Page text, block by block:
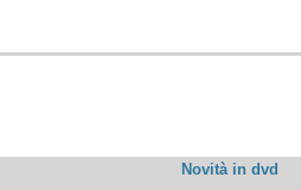
Novità in dvd